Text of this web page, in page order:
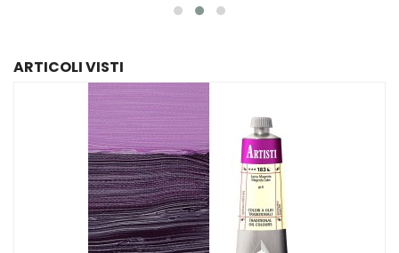
ARTICOLI VISTI